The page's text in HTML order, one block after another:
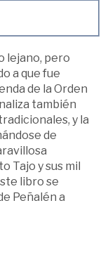
lejano, pero
a que fue
de la Orden
también
y la
de
Tajo y sus mil
libro se
Peñalén a